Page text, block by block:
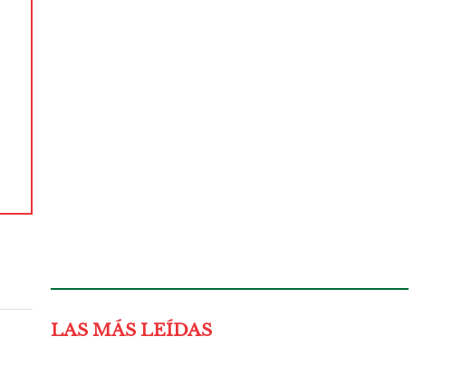
LAS MÁS LEÍDAS